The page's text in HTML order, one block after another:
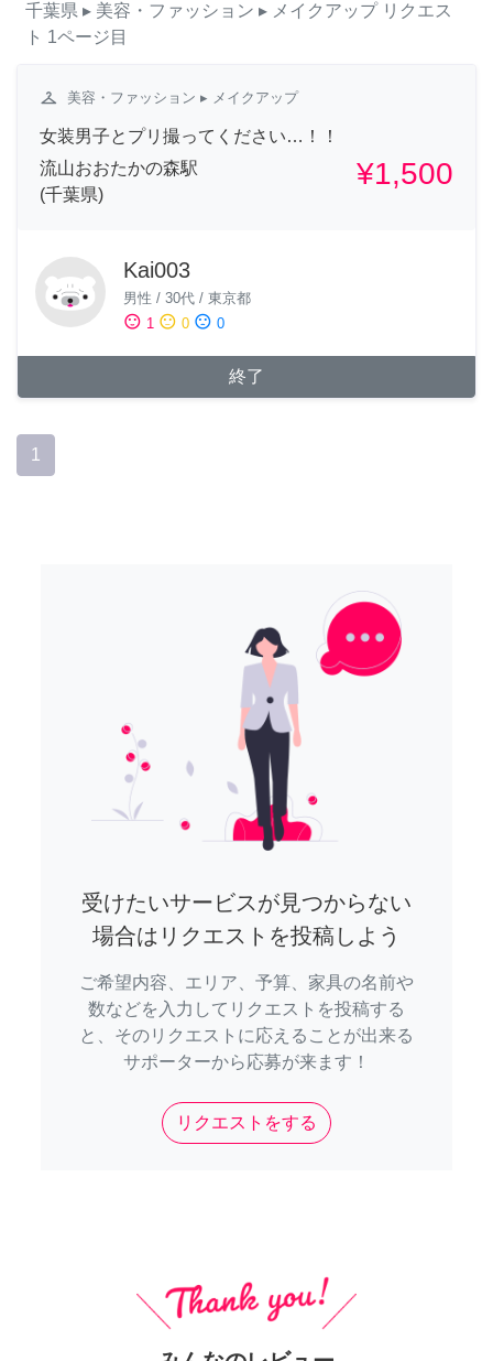
千葉県 ▸ 美容・ファッション ▸ メイクアップ リクエス
ト 1ページ目
checkroom 美容・ファッション ▸ メイクアップ
女装男子とプリ撮ってください…！！
流山おおたかの森駅
(千葉県)
¥1,500
Kai003
男性 / 30代 / 東京都
sentiment_satisfied 1 sentiment_neutral 0 sentiment_dissatisfied 0
終了
1
受けたいサービスが見つからない
場合はリクエストを投稿しよう
ご希望内容、エリア、予算、家具の名前や
数などを入力してリクエストを投稿する
と、そのリクエストに応えることが出来る
サポーターから応募が来ます！
リクエストをする